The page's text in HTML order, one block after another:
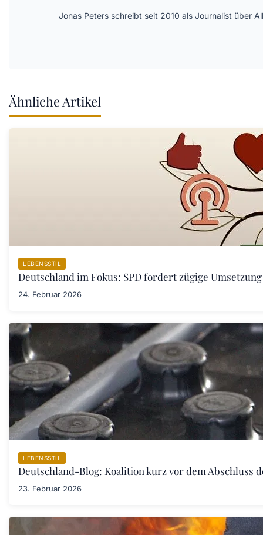
Jonas Peters schreibt seit 2010 als Journalist über
Ähnliche Artikel
LEBENSSTIL
Deutschland im Fokus: SPD fordert zügige
24. Februar 2026
LEBENSSTIL
Deutschland-Blog: Koalition kurz vor dem Abschluss
23. Februar 2026